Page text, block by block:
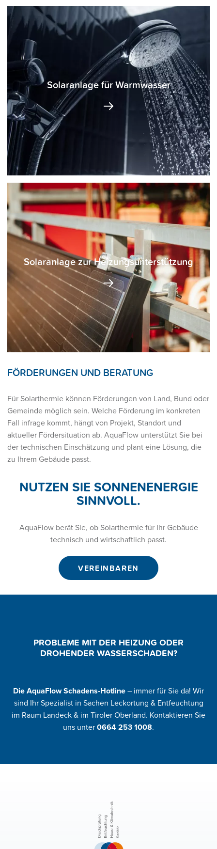
Solaranlage für Warmwasser
Eine Solarthermieanlage kann einen Teil des
Warmwasserbedarfs decken. Als Faustregel werden je
nach Verbrauch etwa 1 bis 1,5 m2 Kollektorfläche pro
Person angesetzt.
Solaranlage zur Heizungsunterstützung
Eine heizungsunterstützende Solaranlage kann
Wärme in das Heizsystem einbringen.
FÖRDERUNGEN UND BERATUNG
Für Solarthermie können Förderungen von Land, Bund oder
Gemeinde möglich sein. Welche Förderung im konkreten
Fall infrage kommt, hängt von Projekt, Standort und
aktueller Fördersituation ab. AquaFlow unterstützt Sie bei
der technischen Einschätzung und plant eine Lösung, die
zu Ihrem Gebäude passt.
NUTZEN SIE SONNENENERGIE
SINNVOLL.
AquaFlow berät Sie, ob Solarthermie für Ihr Gebäude
technisch und wirtschaftlich passt.
VEREINBAREN
PROBLEME MIT DER HEIZUNG ODER
DROHENDER WASSERSCHADEN?
Die AquaFlow Schadens-Hotline – immer für Sie da! Wir
sind Ihr Spezialist in Sachen Leckortung & Entfeuchtung
im Raum Landeck & im Tiroler Oberland. Kontaktieren Sie
uns unter 0664 253 1008.